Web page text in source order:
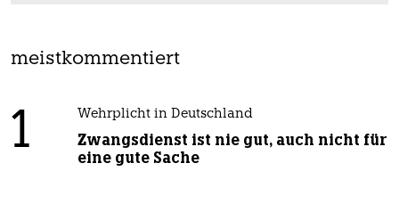
meistkommentiert
1 Wehrplicht in Deutschland
Zwangsdienst ist nie gut, auch nicht für
eine gute Sache